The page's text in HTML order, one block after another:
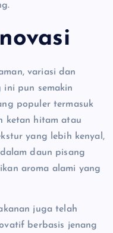
variasi dan
ini pun semakin
populer termasuk
ketan hitam atau
yang lebih kenyal,
daun pisang
aroma alami yang
juga telah
berbasis jenang